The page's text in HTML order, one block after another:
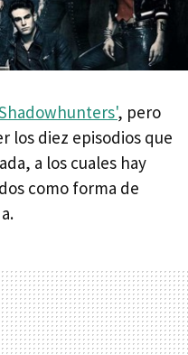
, pero
los diez episodios que
a los cuales hay
como forma de